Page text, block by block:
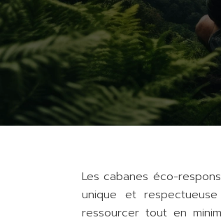
Les cabanes éco-
unique et
ressourcer tout en